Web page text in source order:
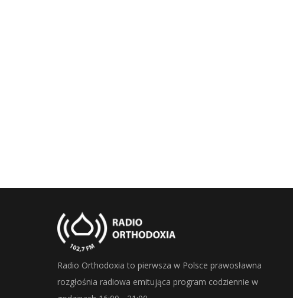
Radio Orthodoxia to pierwsza w Polsce prawosławna
rozgłośnia radiowa emitująca program codziennie w